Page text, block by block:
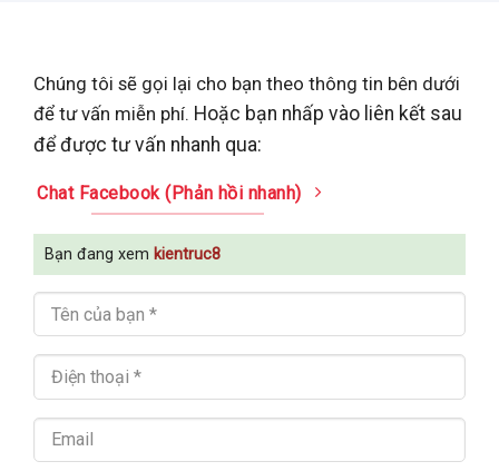
Chúng tôi sẽ gọi lại cho bạn theo thông tin bên dưới
để tư vấn miễn phí. Hoặc bạn nhấp vào liên kết sau
để được tư vấn nhanh qua:
Chat Facebook (Phản hồi nhanh)
Bạn đang xem kientruc8